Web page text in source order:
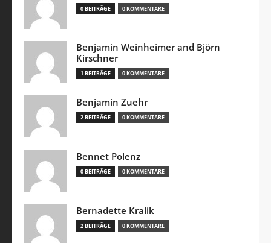
0 BEITRÄGE 0 KOMMENTARE
Benjamin Weinheimer and Björn
Kirschner
1 BEITRÄGE 0 KOMMENTARE
Benjamin Zuehr
2 BEITRÄGE 0 KOMMENTARE
Bennet Polenz
0 BEITRÄGE 0 KOMMENTARE
Bernadette Kralik
2 BEITRÄGE 0 KOMMENTARE